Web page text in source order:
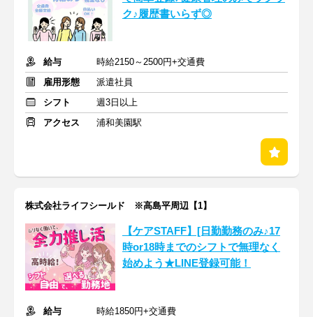
ク♪履歴書いらず◎
給与
時給2150～2500円+交通費
雇用形態
派遣社員
シフト
週3日以上
アクセス
浦和美園駅
株式会社ライフシールド ※高島平周辺【1】
【ケアSTAFF】[日勤勤務のみ♪17
時or18時までのシフトで無理なく
始めよう★LINE登録可能！
給与
時給1850円+交通費